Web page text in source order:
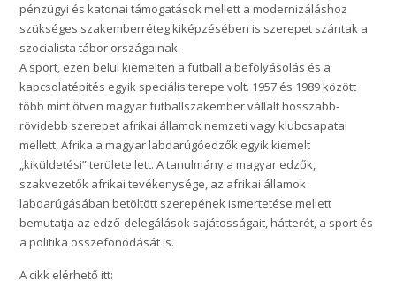
pénzügyi és katonai támogatások mellett a modernizáláshoz
szükséges szakemberréteg kiképzésében is szerepet szántak a
szocialista tábor országainak.
A sport, ezen belül kiemelten a futball a befolyásolás és a
kapcsolatépítés egyik speciális terepe volt. 1957 és 1989 között
több mint ötven magyar futballszakember vállalt hosszabb-
rövidebb szerepet afrikai államok nemzeti vagy klubcsapatai
mellett, Afrika a magyar labdarúgóedzők egyik kiemelt
„kiküldetési” területe lett. A tanulmány a magyar edzők,
szakvezetők afrikai tevékenysége, az afrikai államok
labdarúgásában betöltött szerepének ismertetése mellett
bemutatja az edző-delegálások sajátosságait, hátterét, a sport és
a politika összefonódását is.
A cikk elérhető itt: